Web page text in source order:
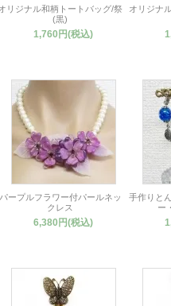
リジナル和柄トートバッグ/祭
(黒)
1,760円(税込)
オリジナ
パープルフラワー付パールネッ
クレス
6,380円(税込)
手作りと
ー